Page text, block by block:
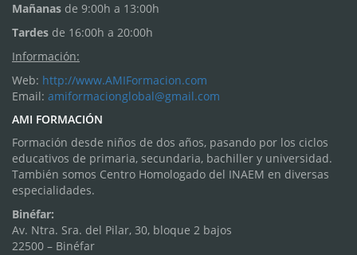
Mañanas de 9:00h a 13:00h
Tardes de 16:00h a 20:00h
Información:
Web: http://www.AMIFormacion.com
Email: amiformacionglobal@gmail.com
AMI FORMACIÓN
Formación desde niños de dos años, pasando por los ciclos
educativos de primaria, secundaria, bachiller y universidad.
También somos Centro Homologado del INAEM en diversas
especialidades.
Binéfar:
Av. Ntra. Sra. del Pilar, 30, bloque 2 bajos
22500 – Binéfar